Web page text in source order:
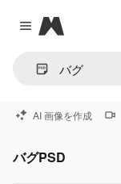
Close menu
Magnific
AI 画像を作成
バグPSD